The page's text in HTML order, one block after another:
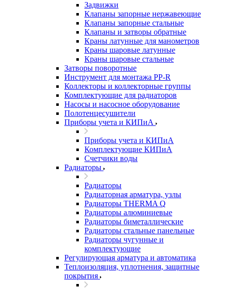
Задвижки
Клапаны запорные нержавеющие
Клапаны запорные стальные
Клапаны и затворы обратные
Краны латунные для манометров
Краны шаровые латунные
Краны шаровые стальные
Затворы поворотные
Инструмент для монтажа PP-R
Коллекторы и коллекторные группы
Комплектующие для радиаторов
Насосы и насосное оборудование
Полотенцесушители
Приборы учета и КИПиА
Приборы учета и КИПиА
Комплектующие КИПиА
Счетчики воды
Радиаторы
Радиаторы
Радиаторная арматура, узлы
Радиаторы THERMA Q
Радиаторы алюминиевые
Радиаторы биметаллические
Радиаторы стальные панельные
Радиаторы чугунные и
комплектующие
Регулирующая арматура и автоматика
Теплоизоляция, уплотнения, защитные
покрытия